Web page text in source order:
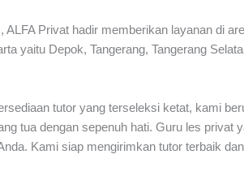
Privat hadir memberikan layanan di
yaitu Depok, Tangerang, Tangerang
tutor yang terseleksi ketat, kami
tua dengan sepenuh hati. Guru les
Kami siap mengirimkan tutor terbaik